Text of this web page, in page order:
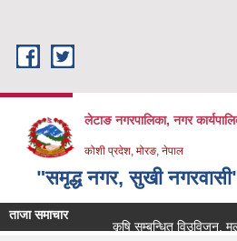
लेटाङ नगरपालिका, नगर
कोशी प्रदेश, मोरङ, नेपाल
"समृद्ध नगर, सुखी
ताजा समाचार
कृषि सम्बन्धित विउविजन, मल,